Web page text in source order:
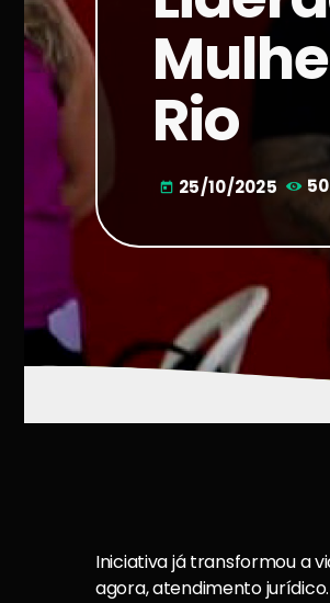
Rio
today 25/10/2025 50
Iniciativa já transformou a
agora, atendimento jurídico.